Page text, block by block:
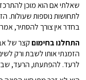
שאלתי אם הוא מוכן
לתחושות נוספות שעולות.
בחדר אין צורך להסתיר,
התחלנו בחימוםקצר של
הזמנתי אותו לשבת ורק
לרעד. להפתעתו, הרעד,